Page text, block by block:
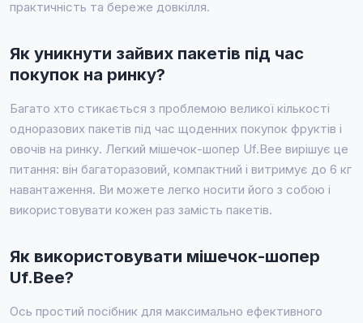
практичність та береже довкілля.
Як уникнути зайвих пакетів під час
покупок на ринку?
Багато хто стикається з проблемою великої кількості
одноразових пакетів під час щоденних покупок фруктів і
овочів на ринку. Легкий мішечок-шопер Uf.Bee вирішує це
питання: він багаторазовий, компактний і витримує до 6 кг
навантаження. Ви можете легко носити його з собою і
використовувати кожен раз замість пакетів.
Як використовувати мішечок-шопер
Uf.Bee?
Ось простий посібник для максимально ефективного